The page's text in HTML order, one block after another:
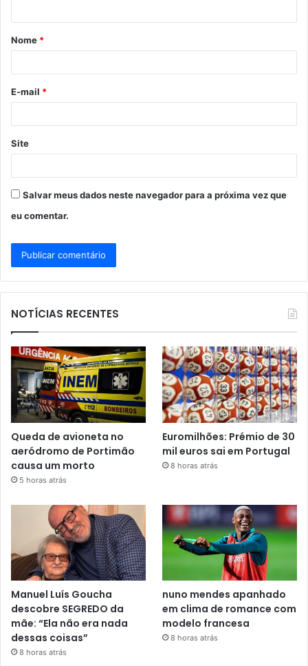
á
r
*
Nome *
E-mail *
Site
Salvar meus dados neste navegador para a próxima vez que
eu comentar.
NOTÍCIAS RECENTES
Queda de avioneta no
aeródromo de Portimão
causa um morto
5 horas atrás
Euromilhões: Prémio de 30
mil euros sai em Portugal
8 horas atrás
Manuel Luís Goucha
descobre SEGREDO da
mãe: “Ela não era nada
dessas coisas”
8 horas atrás
nuno mendes apanhado
em clima de romance com
modelo francesa
8 horas atrás